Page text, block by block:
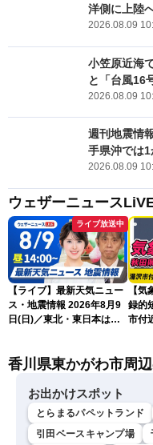
洋側に上陸
2026.08.09
小笠原近海
と「台風16
2026.08.09
週刊地震情
手県沖では
2026.08.09
ウェザーニュース
ライブ放送中
【ライブ】最新天気ニュー
ス・地震情報 2026年8月9
日(日)／東北・東日本は急
小川千奈／芳野達郎〉
【
録的
市付
香川県東かがわ市周
お出かけスポット
とらまるパペットランド
引田ベースキャンプ場